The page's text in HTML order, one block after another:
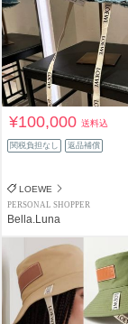
¥100,000送料込
関税負担なし 返品補償
LOEWE
PERSONAL SHOPPER
Bella.Luna